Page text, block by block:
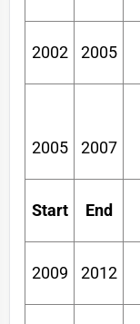
2002 2005
2005 2007
Start End
2009 2012